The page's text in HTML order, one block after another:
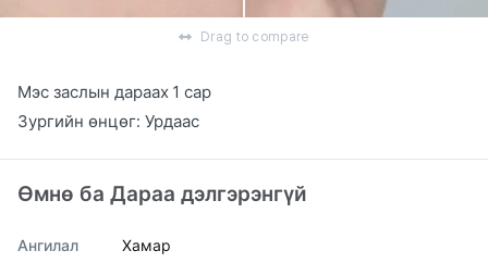
Drag to compare
Мэс заслын дараах 1 сар
Зургийн өнцөг: Урдаас
Өмнө ба Дараа дэлгэрэнгүй
Ангилал Хамар